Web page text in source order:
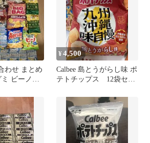
わせ まとめ
ビーノ
¥4,500
Calbee 島とうがらし味 ポ
テトチップス 12袋セッ